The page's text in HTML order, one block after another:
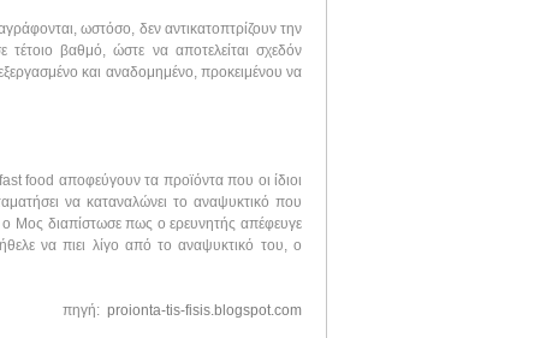
ωστόσο, δεν αντικατοπτρίζουν την
βαθμό, ώστε να αποτελείται σχεδόν
και αναδομημένο, προκειμένου να
fast food αποφεύγουν τα προϊόντα που οι ίδιοι
να καταναλώνει το αναψυκτικό που
ο Μος διαπίστωσε πως ο ερευνητής απέφευγε
να πιει λίγο από το αναψυκτικό του, ο
πηγή: proionta-tis-fisis.blogspot.com